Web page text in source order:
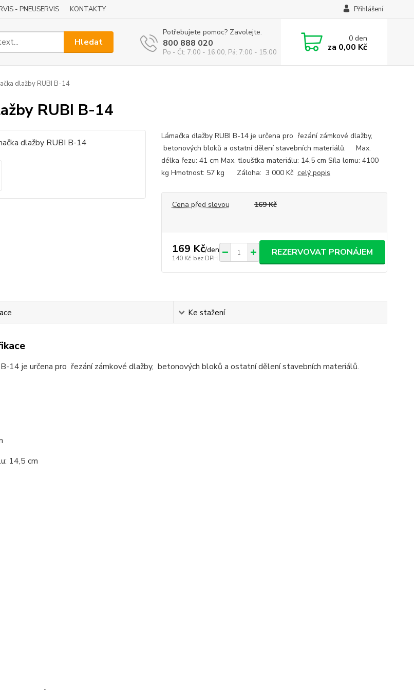
- PNEUSERVIS KONTAKTY Přihlášení
Hledat
Potřebujete pomoc? Zavolejte.
800 888 020
Po - Čt: 7:00 - 16:00, Pá: 7:00 - 15:00
0den
za 0,00 Kč
dlažby RUBI B-14
RUBI B-14
Lámačka dlažby RUBI B-14 je určena pro řezání zámkové dlažby,
betonových bloků a ostatní dělení stavebních materiálů. Max.
délka řezu: 41 cm Max. tloušťka materiálu: 14,5 cm Síla lomu: 4100
kg Hmotnost: 57 kg Záloha: 3 000 Kč celý popis
Cena před slevou 169 Kč
169 Kč/den
140 Kč bez DPH
REZERVOVAT PRONÁJEM
Ke stažení
14 je určena pro řezání zámkové dlažby, betonových bloků a ostatní dělení stavebních materiálů.
14,5 cm